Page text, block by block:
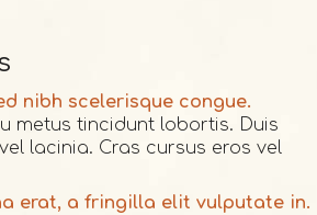
nibh scelerisque congue.
metus tincidunt lobortis. Duis
lacinia. Cras cursus eros vel
erat, a fringilla elit vulputate in.